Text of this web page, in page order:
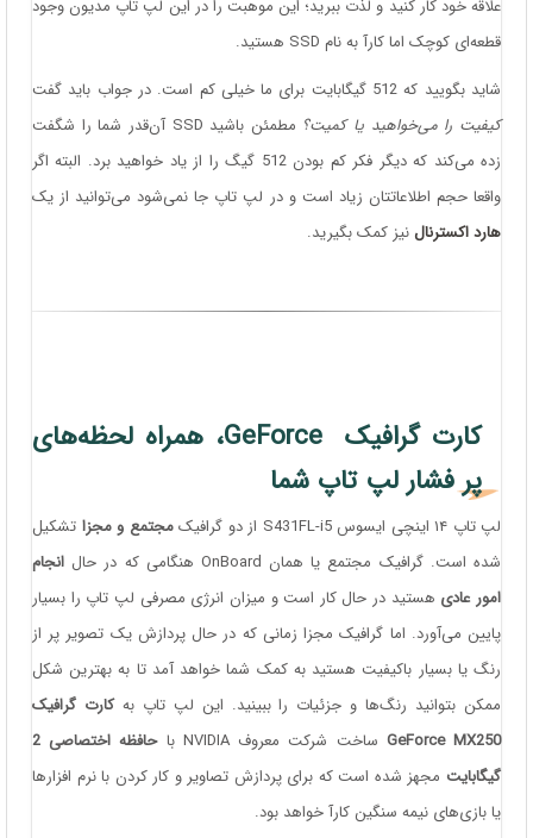
علاقه خود کار کنید و لذت ببرید؛ این موهبت را در این لپ تاپ مدیون وجود
قطعه‌ای کوچک اما کارآ به نام SSD هستید.
شاید بگویید که 512 گیگابایت برای ما خیلی کم است. در جواب باید گفت
کیفیت را می‌خواهید یا کمیت؟
مطمئن باشید SSD آن‌قدر شما را شگفت
زده می‌کند که دیگر فکر کم بودن 512 گیگ را از یاد خواهید برد. البته اگر
واقعا حجم اطلاعاتتان زیاد است و در لپ تاپ جا نمی‌شود می‌توانید از یک
هارد اکسترنال نیز کمک بگیرید.
کارت گرافیک GeForce، همراه لحظه‌های
پر فشار لپ تاپ شما
لپ تاپ ۱۴ اینچی ایسوس S431FL-i5 از دو گرافیک مجتمع و مجزا تشکیل
شده است. گرافیک مجتمع یا همان OnBoard هنگامی که در حال
انجام
امور عادی هستید در حال کار است و میزان انرژی مصرفی لپ تاپ را بسیار
پایین می‌آورد. اما گرافیک مجزا زمانی که در حال پردازش یک تصویر پر از
رنگ یا بسیار باکیفیت هستید به کمک شما خواهد آمد تا به بهترین شکل
ممکن بتوانید رنگ‌ها و جزئیات را ببینید. این لپ تاپ بهکارت گرافیک
GeForce MX250 ساخت شرکت معروف NVIDIA با
حافظه اختصاصی 2
گیگابایت مجهز شده است که برای پردازش تصاویر و کار کردن با نرم افزارها
یا بازی‌های نیمه سنگین کارآ خواهد بود.